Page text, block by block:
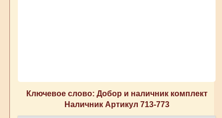
Ключевое слово: Добор и наличник комплект
Наличник Артикул 713-773